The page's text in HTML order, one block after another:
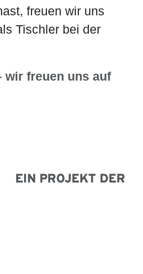
freuen wir uns
Tischler bei der
wir freuen uns auf
EIN PROJEKT DER